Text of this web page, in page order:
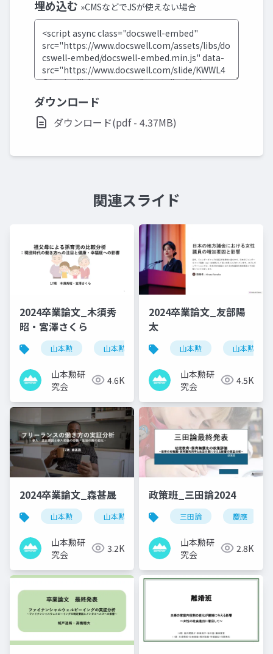
埋め込む »CMSなどでJSが使えない場合
ダウンロード
ダウンロード(pdf - 4.37MB)
関連スライド
2024卒業論文_木須秀
昭・宮澤さくら
山本勲 山本勲研究会 計量経済 stata
山本勲研
究会
4.6K
2024卒業論文_友部陽
太
山本勲 山本勲研究
山本勲研
究会
4.5K
2024卒業論文_森甚晟
山本勲 山本勲研究会 計量経済 stata
山本勲研
究会
3.2K
政策班_三田論2024
三田論 慶應
山本勲研
究会
2.8K